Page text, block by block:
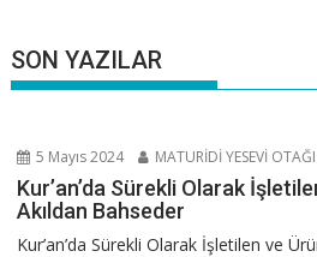
SON YAZILAR
5 Mayıs 2024 MATURİDİ YESEVİ OTAĞI
Kur’an’da Sürekli Olarak
Akıldan Bahseder
Kur’an’da Sürekli Olarak İşletilen ve